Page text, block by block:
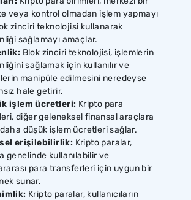
veya kontrol olmadan işlem yapmayı
zinciri teknolojisi kullanarak
sağlamayı amaçlar.
Blok zinciri teknolojisi, işlemlerin
sağlamak için kullanılır ve
manipüle edilmesini neredeyse
hale getirir.
işlem ücretleri: Kripto para
diğer geleneksel finansal araçlara
düşük işlem ücretleri sağlar.
erişilebilirlik: Kripto paralar,
genelinde kullanılabilir ve
para transferleri için uygun bir
sunar.
Kripto paralar, kullanıcıların